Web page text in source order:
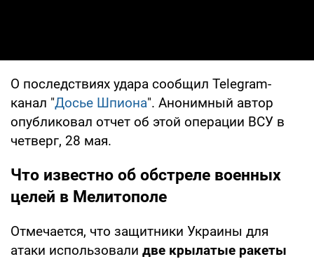
О последствиях удара сообщил Telegram-
канал "Досье Шпиона". Анонимный автор
опубликовал отчет об этой операции ВСУ в
четверг, 28 мая.
Что известно об обстреле военных
целей в Мелитополе
Отмечается, что защитники Украины для
атаки использовали две крылатые ракеты